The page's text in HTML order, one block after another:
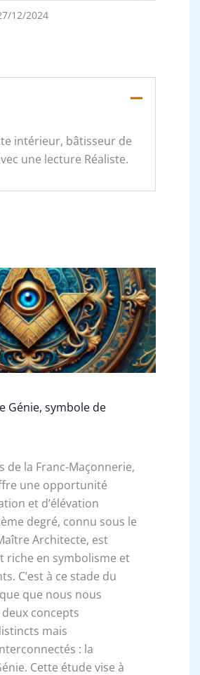
12/2024
intérieur, bâtisseur de
une lecture Réaliste.
Génie, symbole de
de la Franc-Maçonnerie,
une opportunité
et d’élévation
degré, connu sous le
Architecte, est
riche en symbolisme et
C’est à ce stade du
que nous nous
concepts
mais
: la
Cette étude vise à